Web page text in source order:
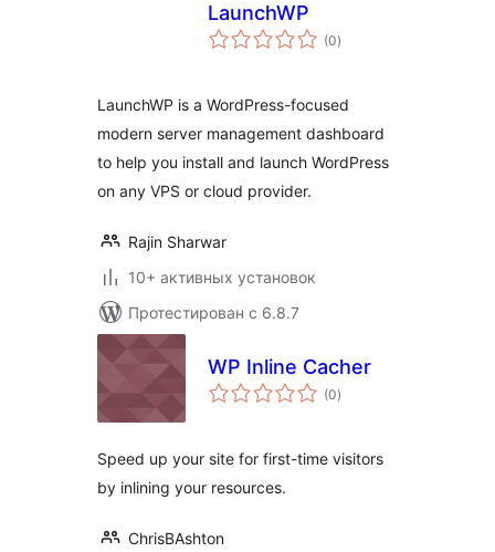
LaunchWP
(0общий
рейтинг
)
LaunchWP is a WordPress-focused
modern server management dashboard
to help you install and launch WordPress
on any VPS or cloud provider.
Rajin Sharwar
10+ активных установок
Протестирован с 6.8.7
WP Inline Cacher
(0общий
рейтинг
)
Speed up your site for first-time visitors
by inlining your resources.
ChrisBAshton